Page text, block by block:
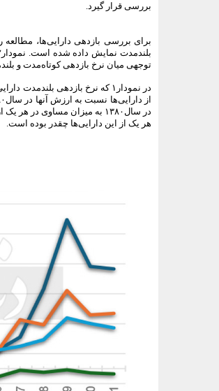
بررسی قرار گیرد.
‌توجهی میان نرخ بازدهی کوتاه‌مدت و
در سال۱۳۸۰ به میزان مساوی
هر یک از این دارایی‌ها چقدر بوده است.